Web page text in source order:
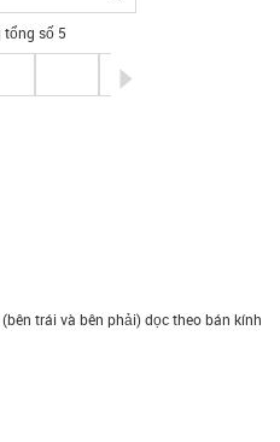
tổng số 5
left
trái và bên phải) dọc theo bán kính